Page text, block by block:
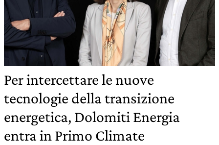
Per intercettare le nuove
tecnologie della transizione
energetica, Dolomiti Energia
entra in Primo Climate